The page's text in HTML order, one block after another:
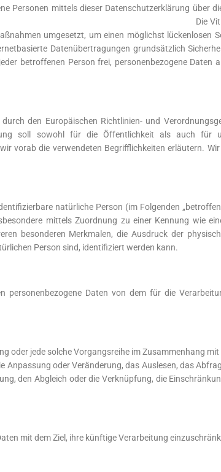
Personen mittels dieser Datenschutzerklärung über
Die
umgesetzt, um einen möglichst lückenlosen
Datenübertragungen grundsätzlich
betroffenen Person frei, personenbezogene Daten
den Europäischen Richtlinien- und
soll sowohl für die Öffentlichkeit als auch für
vorab die verwendeten Begrifflichkeiten erläutern.
natürliche Person (im Folgenden
mittels Zuordnung zu einer Kennung wie
besonderen Merkmalen, die Ausdruck der
Person sind, identifiziert werden kann.
Daten von dem für die
jede solche Vorgangsreihe im Zusammenhang
Anpassung oder Veränderung, das Auslesen, das
den Abgleich oder die Verknüpfung, die
mit dem Ziel, ihre künftige Verarbeitung